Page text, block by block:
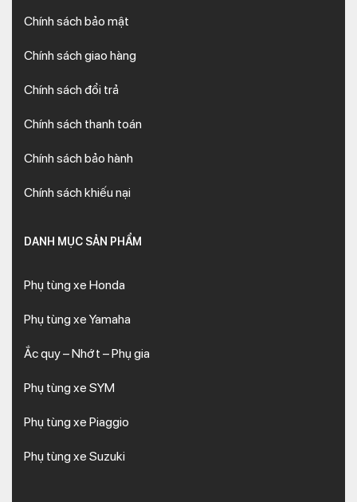
Chính sách bảo mật
Chính sách giao hàng
Chính sách đổi trả
Chính sách thanh toán
Chính sách bảo hành
Chính sách khiếu nại
DANH MỤC SẢN PHẨM
Phụ tùng xe Honda
Phụ tùng xe Yamaha
Ắc quy – Nhớt – Phụ gia
Phụ tùng xe SYM
Phụ tùng xe Piaggio
Phụ tùng xe Suzuki